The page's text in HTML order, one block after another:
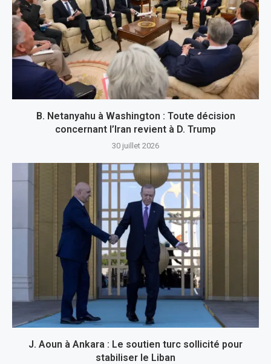
B. Netanyahu à Washington : Toute décision
concernant l’Iran revient à D. Trump
30 juillet 2026
J. Aoun à Ankara : Le soutien turc sollicité pour
stabiliser le Liban